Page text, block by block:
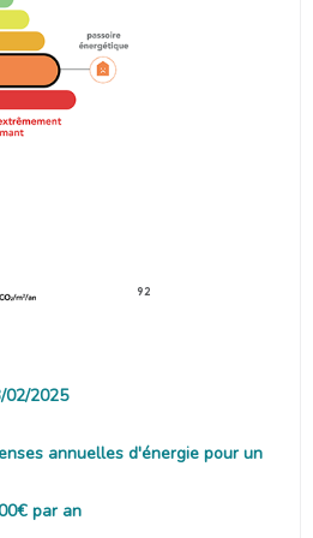
92
02/2025
annuelles d'énergie pour un
par an